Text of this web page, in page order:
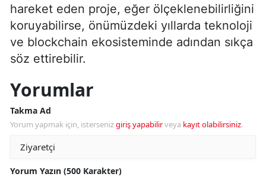
hareket eden proje, eğer ölçeklenebilirliğini
koruyabilirse, önümüzdeki yıllarda teknoloji
ve blockchain ekosisteminde adından sıkça
söz ettirebilir.
Yorumlar
Takma Ad
Yorum yapmak için, istersenizgiriş yapabilirveya kayıt olabilirsiniz.
Yorum Yazın (500 Karakter)